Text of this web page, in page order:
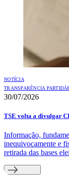
NOTÍCIA
TRANSPARÊNCIA
30/07/2026
TSE volta a divulgar
Informação,
inequivocamente e
retirada das bases